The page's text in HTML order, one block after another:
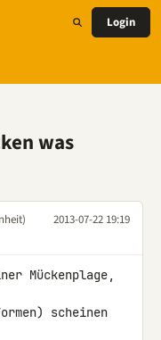
Login
was
2013-07-22 19:19
Mückenplage,
scheinen